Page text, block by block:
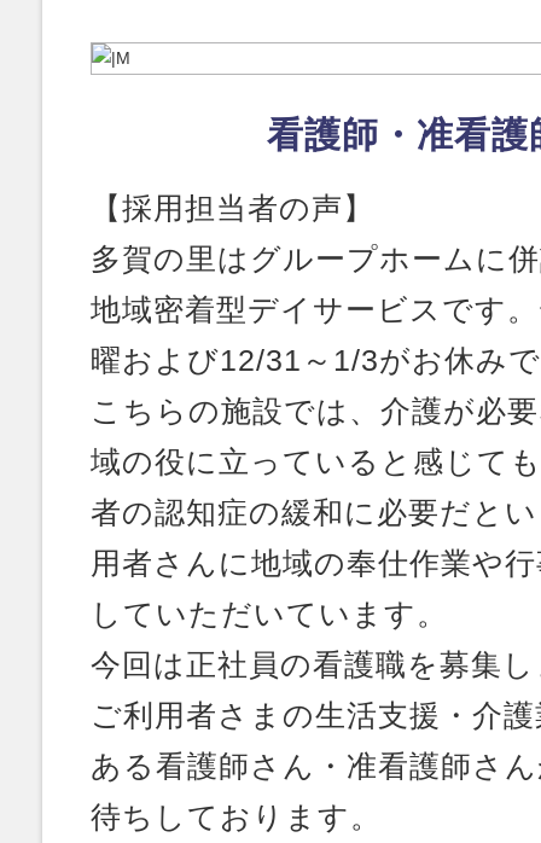
看護師・准看護
【採用担当者の声】
多賀の里はグループホームに
地域密着型デイサービスです
曜および12/31～1/3がお休み
こちらの施設では、介護が必
域の役に立っていると感じて
者の認知症の緩和に必要だと
用者さんに地域の奉仕作業や
していただいています。
今回は正社員の看護職を募集
ご利用者さまの生活支援・介
ある看護師さん・准看護師さ
待ちしております。